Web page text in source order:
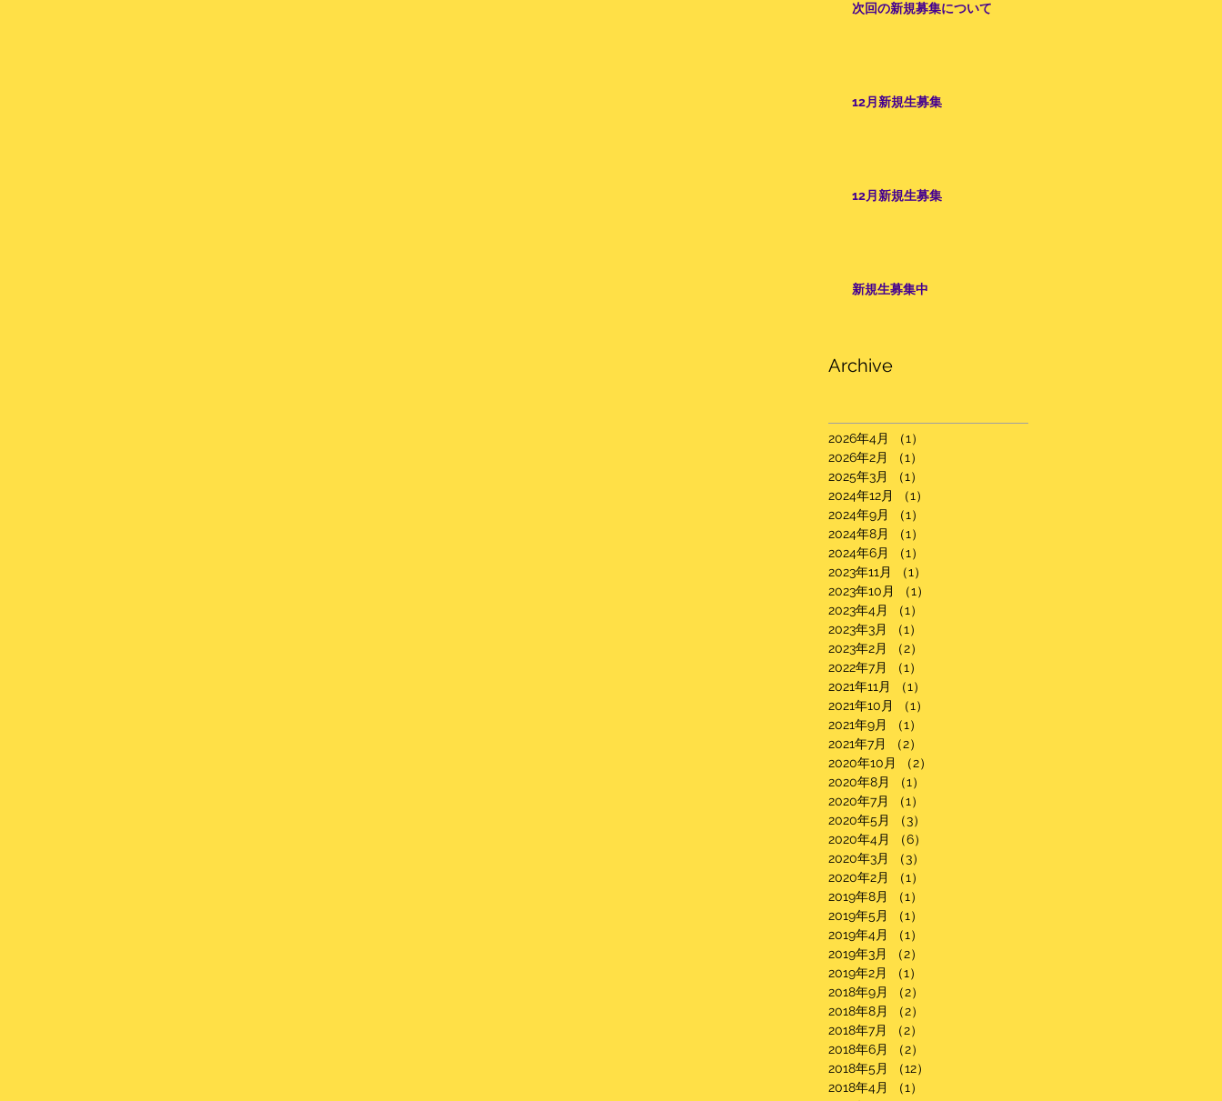
次回の新規募集について
12月新規生募集
12月新規生募集
新規生募集中
Archive
2026年4月 （1）
2026年2月
（1）
2025年3月
（1）
2024年12月
（1）
2024年9月
（1）
2024年8月
（1）
2024年6月
（1）
2023年11月
（1）
2023年10月
（1）
2023年4月
（1）
2023年3月
（1）
2023年2月
（2）
2022年7月
（1）
2021年11月
（1）
2021年10月
（1）
2021年9月
（1）
2021年7月
（2）
2020年10月
（2）
2020年8月
（1）
2020年7月
（1）
2020年5月
（3）
2020年4月
（6）
2020年3月
（3）
2020年2月
（1）
2019年8月
（1）
2019年5月
（1）
2019年4月
（1）
2019年3月
（2）
2019年2月
（1）
2018年9月
（2）
2018年8月
（2）
2018年7月
（2）
2018年6月
（2）
2018年5月
（12）
2018年4月
（1）